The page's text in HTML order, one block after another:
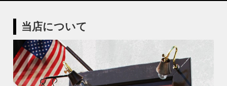
当店について